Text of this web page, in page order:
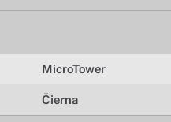
MicroTower
Čierna